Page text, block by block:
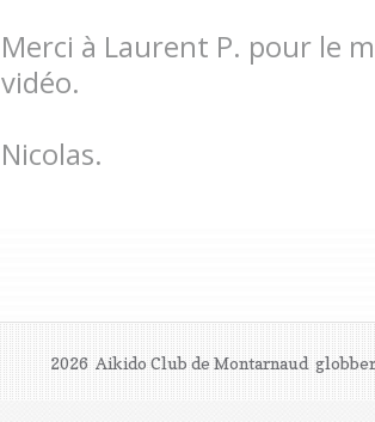
Merci à Laurent P. pour le
vidéo.
Nicolas.
2026 Aikido Club de Montarnaud